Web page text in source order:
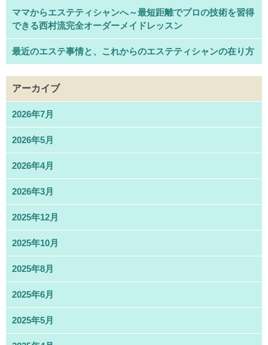
ママからエステティシャンへ～最短距離でプロの技術を習得
できる西村流完全オーダーメイドレッスン
最近のエステ事情と、これからのエステティシャンの在り方
アーカイブ
2026年7月
2026年5月
2026年4月
2026年3月
2025年12月
2025年10月
2025年8月
2025年6月
2025年5月